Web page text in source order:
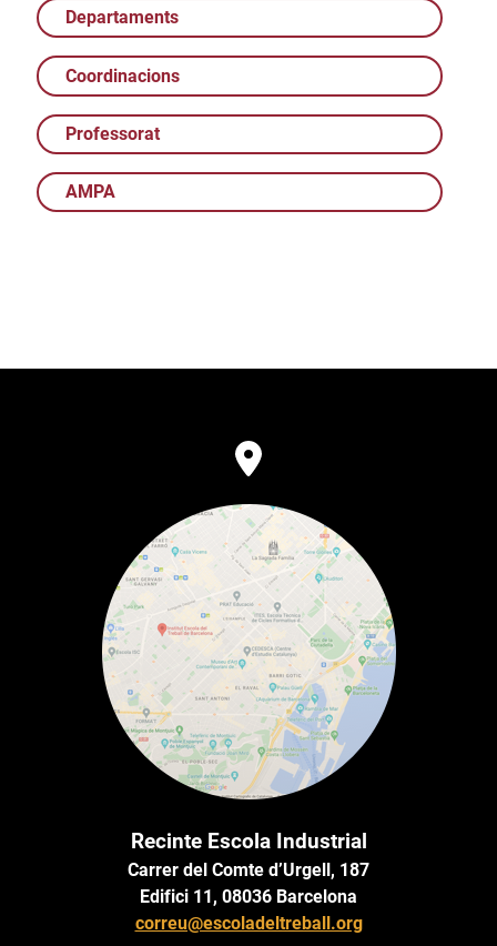
Departaments
Coordinacions
Professorat
AMPA
Recinte Escola Industrial
Carrer del Comte d’Urgell, 187
Edifici 11, 08036 Barcelona
correu@escoladeltreball.org